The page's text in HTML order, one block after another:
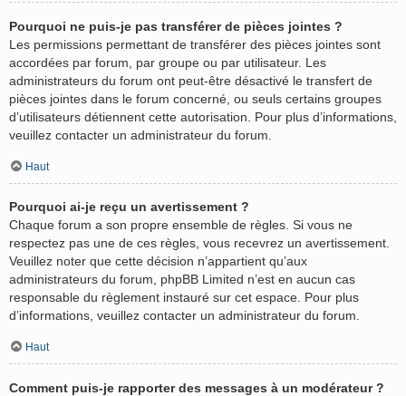
Pourquoi ne puis-je pas transférer de pièces jointes ?
Les permissions permettant de transférer des pièces jointes sont
accordées par forum, par groupe ou par utilisateur. Les
administrateurs du forum ont peut-être désactivé le transfert de
pièces jointes dans le forum concerné, ou seuls certains groupes
d’utilisateurs détiennent cette autorisation. Pour plus d’informations,
veuillez contacter un administrateur du forum.
Haut
Pourquoi ai-je reçu un avertissement ?
Chaque forum a son propre ensemble de règles. Si vous ne
respectez pas une de ces règles, vous recevrez un avertissement.
Veuillez noter que cette décision n’appartient qu’aux
administrateurs du forum, phpBB Limited n’est en aucun cas
responsable du règlement instauré sur cet espace. Pour plus
d’informations, veuillez contacter un administrateur du forum.
Haut
Comment puis-je rapporter des messages à un modérateur ?